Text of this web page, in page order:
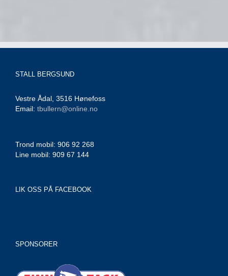
STALL BERGSUND
Vestre Ådal, 3516 Hønefoss
Email: tbullern@online.no
Trond mobil: 906 92 268
Line mobil: 909 67 144
LIK OSS PÅ FACEBOOK
SPONSORER